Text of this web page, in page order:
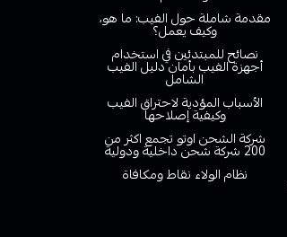
مقدمة شاملة حول الفيب: ما هو،
وكيف يعمل؟
نصائح للمبتدئين في استخدام
أجهزة الفيب بأمان دليل الفيب
الشامل
الأسباب المؤدية لاحتراق الفيب
وكيفية إصلاحها
شركة الشحن اوتو تجمع اكثر من
200 شركة شحن داخلية ودولية
نظام الولاء نقاط ومكافاة